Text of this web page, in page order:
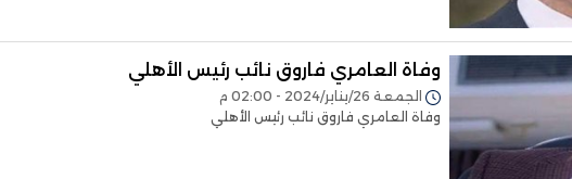
وفاة العامري فاروق نائب رئيس الأهلي
الجمعة 26/يناير/2024 - 02:00 م
وفاة العامري فاروق نائب رئيس الأهلي